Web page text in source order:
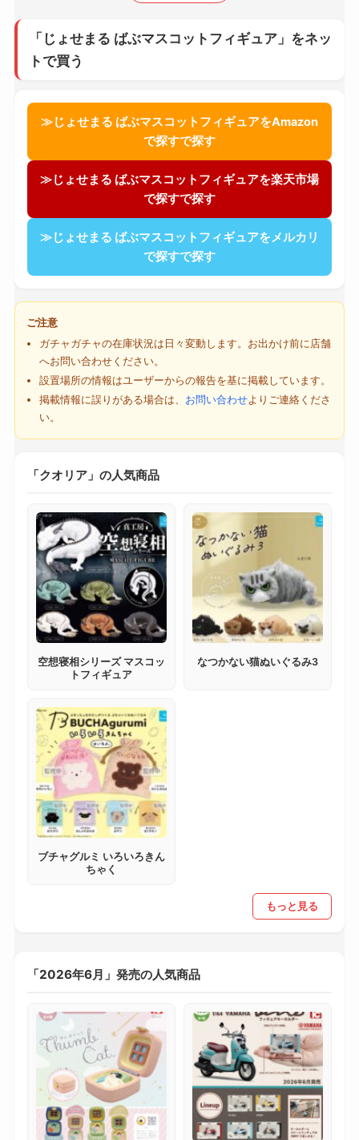
「じょせまる ばぶマスコットフィギュア」をネッ
トで買う
≫じょせまる ばぶマスコットフィギュアをAmazon
で探すで探す
≫じょせまる ばぶマスコットフィギュアを楽天市場
で探すで探す
≫じょせまる ばぶマスコットフィギュアをメルカリ
で探すで探す
ご注意
ガチャガチャの在庫状況は日々変動します。お出かけ前に店舗
へお問い合わせください。
設置場所の情報はユーザーからの報告を基に掲載しています。
掲載情報に誤りがある場合は、 お問い合わせよりご連絡くださ
い。
「クオリア」の人気商品
空想寝相シリーズ マスコッ
トフィギュア
なつかない猫ぬいぐるみ3
ブチャグルミ いろいろきん
ちゃく
もっと見る
「2026年6月」発売の人気商品